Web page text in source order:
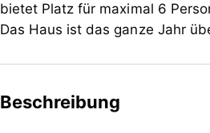
bietet Platz für maximal 6
Das Haus ist das ganze Jahr
Beschreibung